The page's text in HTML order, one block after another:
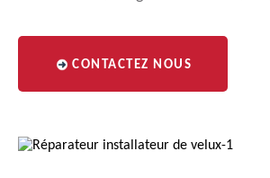
CONTACTEZ NOUS